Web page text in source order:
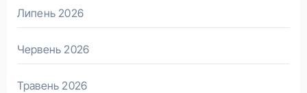
Липень 2026
Червень 2026
Травень 2026